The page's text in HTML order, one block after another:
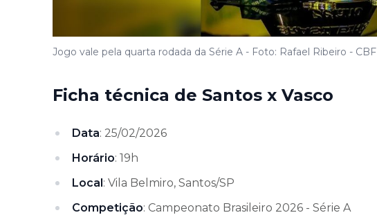
Jogo vale pela quarta rodada da Série A - Foto: Rafael Ribeiro - CBF
Ficha técnica de Santos x Vasco
Data: 25/02/2026
Horário: 19h
Local: Vila Belmiro, Santos/SP
Competição: Campeonato Brasileiro 2026 - Série A